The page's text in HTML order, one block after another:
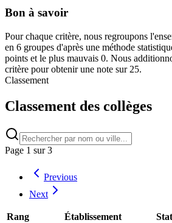
Bon à savoir
Pour chaque critère, nous regroupons
en 6 groupes d'après une méthode
points et le plus mauvais 0. Nous
critère pour obtenir une note sur 25.
Classement
Classement des collèges
Page 1 sur3
Previous
Next
Rang Établissement